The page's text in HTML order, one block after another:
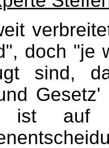
doch "je
sind,
ist auf